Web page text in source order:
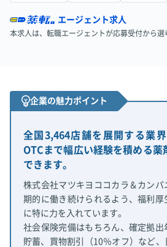
エージェント求人
本求人は、転職エージェントが応募受付から選
企業の魅力ポイント
全国3,464店舗を展開する業
OTCまで幅広い経験を積める薬
できます。
株式会社マツキヨココカラ＆カン
期的に働き続けられるよう、福利
に特に力を入れています。
社会保険完備はもちろん、確定拠
貯蓄、買物割引（10％オフ）など